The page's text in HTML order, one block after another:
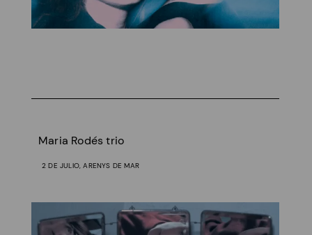
Maria Rodés trio
2 DE JULIO, ARENYS DE MAR